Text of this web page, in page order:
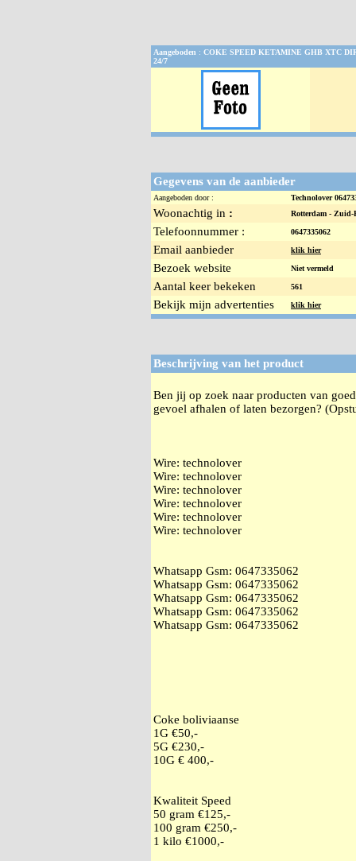
Aangeboden : COKE SPEED KETAMINE GHB XTC
24/7
Gegevens van de aanbieder
Aangeboden door : Technolover
Woonachtig in : Rotterdam - Zuid-
Telefoonnummer : 0647335062
Email aanbieder klik hier
Bezoek website Niet vermeld
Aantal keer bekeken 561
Bekijk mijn advertenties klik hier
Beschrijving van het product
Ben jij op zoek naar producten van
gevoel afhalen of laten bezorgen?
Wire: technolover
Wire: technolover
Wire: technolover
Wire: technolover
Wire: technolover
Wire: technolover
Whatsapp Gsm: ‭0647335062
Whatsapp Gsm: ‭0647335062
Whatsapp Gsm: ‭0647335062
Whatsapp Gsm: ‭0647335062
Whatsapp Gsm: ‭0647335062
Coke boliviaanse
1G €50,-
5G €230,-
10G € 400,-
Kwaliteit Speed
50 gram €125,-
100 gram €250,-
1 kilo €1000,-